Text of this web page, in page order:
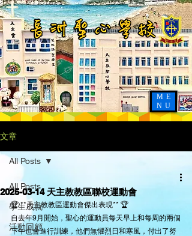
ME
NU
文章
All Posts
學生成就
活動回顧
All Posts
2025-03-14 天主教教區聯校運動會
🏆 **天主教教區運動會傑出表現** 🏆
自去年9月開始，聖心的運動員每天早上和每周的兩個
下午也會進行訓練，他們無懼烈日和寒風，付出了努